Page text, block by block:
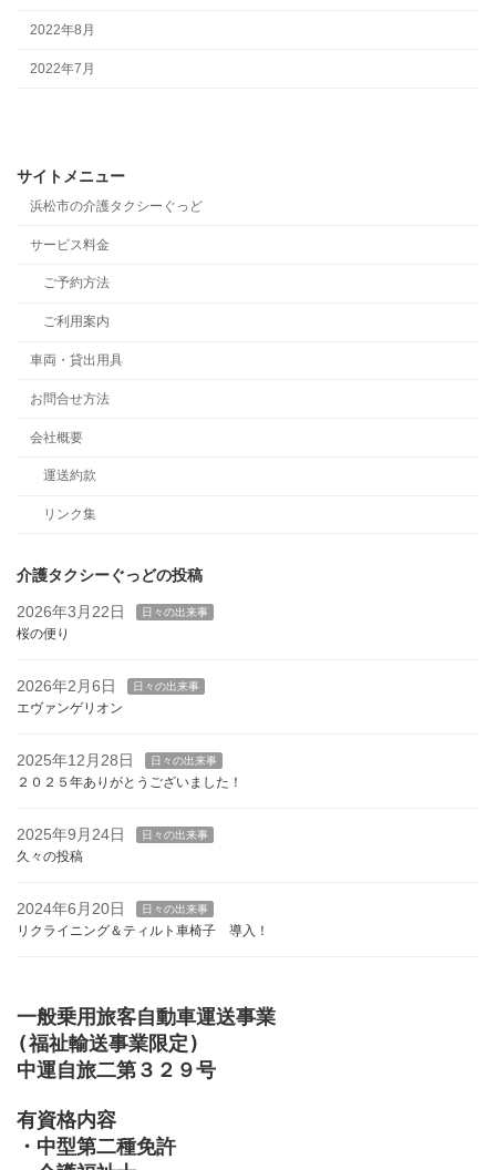
2022年8月
2022年7月
サイトメニュー
浜松市の介護タクシーぐっど
サービス料金
ご予約方法
ご利用案内
車両・貸出用具
お問合せ方法
会社概要
運送約款
リンク集
介護タクシーぐっどの投稿
2026年3月22日 日々の出来事
桜の便り
2026年2月6日 日々の出来事
エヴァンゲリオン
2025年12月28日 日々の出来事
２０２５年ありがとうございました！
2025年9月24日 日々の出来事
久々の投稿
2024年6月20日 日々の出来事
リクライニング＆ティルト車椅子 導入！
一般乗用旅客自動車運送事業
(福祉輸送事業限定)
中運自旅二第３２９号
有資格内容
・中型第二種免許